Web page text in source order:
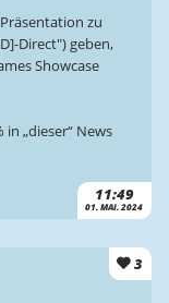
11:49
01. MAI. 2024
zu
Direct") geben,
Showcase
„dieser“ News
3